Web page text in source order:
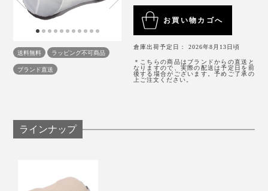
そうか、“プロハチ”のほうが、横向き寝もラクなんだ。
これはあらためて発見でした。
送料無料
ラッピング不可商品
ブランド直送
お買い物カゴへ
倉庫出荷予定日： 2026年8月13日頃
＊こちらの商品はブランドからの直送と
なりますので、実際の配送は予定日を前
後する場合がございます。予めご了承の
上ご注文ください。
ラインナップ